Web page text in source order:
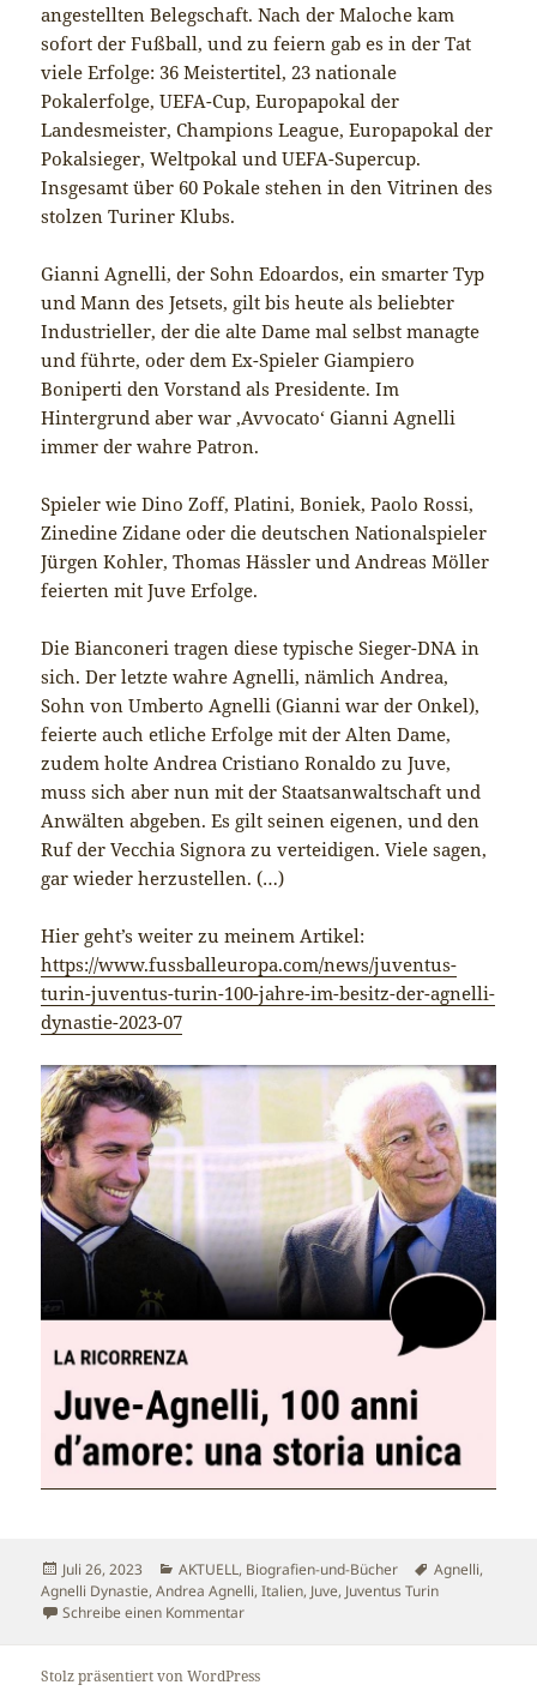
angestellten Belegschaft. Nach der Maloche kam
sofort der Fußball, und zu feiern gab es in der Tat
viele Erfolge: 36 Meistertitel, 23 nationale
Pokalerfolge, UEFA-Cup, Europapokal der
Landesmeister, Champions League, Europapokal der
Pokalsieger, Weltpokal und UEFA-Supercup.
Insgesamt über 60 Pokale stehen in den Vitrinen des
stolzen Turiner Klubs.
Gianni Agnelli, der Sohn Edoardos, ein smarter Typ
und Mann des Jetsets, gilt bis heute als beliebter
Industrieller, der die alte Dame mal selbst managte
und führte, oder dem Ex-Spieler Giampiero
Boniperti den Vorstand als Presidente. Im
Hintergrund aber war ‚Avvocato‘ Gianni Agnelli
immer der wahre Patron.
Spieler wie Dino Zoff, Platini, Boniek, Paolo Rossi,
Zinedine Zidane oder die deutschen Nationalspieler
Jürgen Kohler, Thomas Hässler und Andreas Möller
feierten mit Juve Erfolge.
Die Bianconeri tragen diese typische Sieger-DNA in
sich. Der letzte wahre Agnelli, nämlich Andrea,
Sohn von Umberto Agnelli (Gianni war der Onkel),
feierte auch etliche Erfolge mit der Alten Dame,
zudem holte Andrea Cristiano Ronaldo zu Juve,
muss sich aber nun mit der Staatsanwaltschaft und
Anwälten abgeben. Es gilt seinen eigenen, und den
Ruf der Vecchia Signora zu verteidigen. Viele sagen,
gar wieder herzustellen. (…)
Hier geht’s weiter zu meinem Artikel:
https://www.fussballeuropa.com/news/juventus-
turin-juventus-turin-100-jahre-im-besitz-der-agnelli-
dynastie-2023-07
Veröffentlicht
am
Juli 26, 2023 Kategorien
AKTUELL, Biografien-und-Bücher Schlagwörter
Agnelli,
Agnelli Dynastie,Andrea Agnelli,Italien, Juve, Juventus Turin
Schreibe einen Kommentarzu Calcio al dente: Juventus Turin – 100
Stolz präsentiert von WordPress